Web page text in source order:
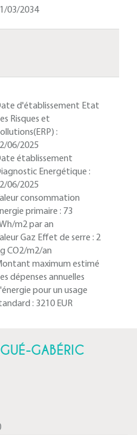
03/2034
d'établissement Etat
Risques et
:
06/2025
établissement
Energétique :
06/2025
consommation
primaire : 73
m2 par an
Gaz Effet de serre : 2
CO2/m2/an
maximum estimé
dépenses annuelles
pour un usage
: 3210 EUR
GABÉRIC